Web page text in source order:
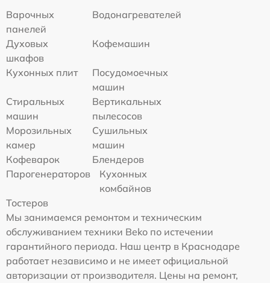
Варочных
панелей
Водонагревателей
Духовых
шкафов
Кофемашин
Кухонных плит
Посудомоечных
машин
Стиральных
машин
Вертикальных
пылесосов
Морозильных
камер
Сушильных
машин
Кофеварок
Блендеров
Парогенераторов
Кухонных
комбайнов
Тостеров
Мы занимаемся ремонтом и техническим
обслуживанием техники Beko по истечении
гарантийного периода. Наш центр в Краснодаре
работает независимо и не имеет официальной
авторизации от производителя. Цены на ремонт,